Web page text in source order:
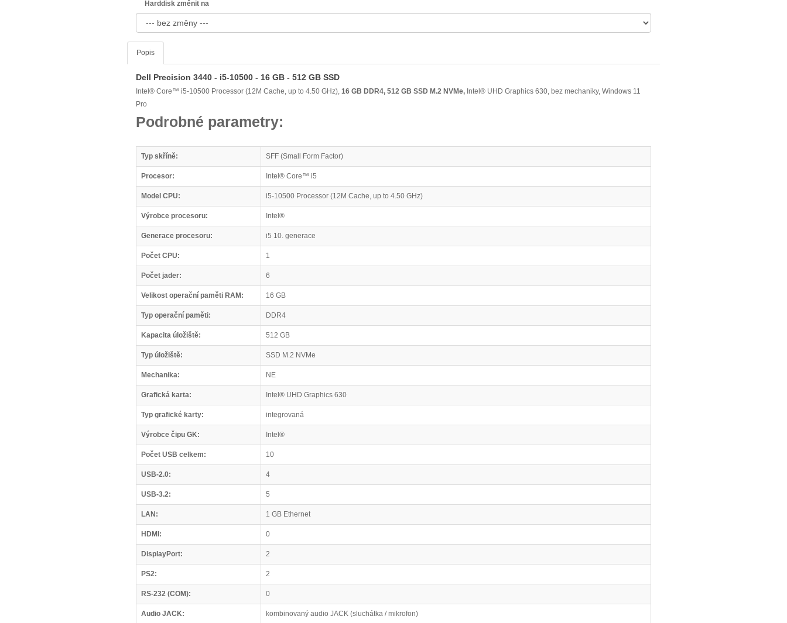
Harddisk změnit na
Popis
Dell Precision 3440 - i5-10500 - 16 GB - 512 GB SSD
Intel® Core™ i5-10500 Processor (12M Cache, up to 4.50 GHz), 16 GB DDR4, 512 GB SSD M.2 NVMe, Intel® UHD Graphics 630, bez mechaniky, Windows 11
Pro
Podrobné parametry:
Typ skříně: SFF (Small Form Factor)
Procesor: Intel® Core™ i5
Model CPU: i5-10500 Processor (12M Cache, up to 4.50 GHz)
Výrobce procesoru: Intel®
Generace procesoru: i5 10. generace
Počet CPU: 1
Počet jader: 6
Velikost operační paměti RAM: 16 GB
Typ operační paměti: DDR4
Kapacita úložiště: 512 GB
Typ úložiště: SSD M.2 NVMe
Mechanika: NE
Grafická karta: Intel® UHD Graphics 630
Typ grafické karty: integrovaná
Výrobce čipu GK: Intel®
Počet USB celkem: 10
USB-2.0: 4
USB-3.2: 5
LAN: 1 GB Ethernet
HDMI: 0
DisplayPort: 2
PS2: 2
RS-232 (COM): 0
Audio JACK: kombinovaný audio JACK (sluchátka / mikrofon)